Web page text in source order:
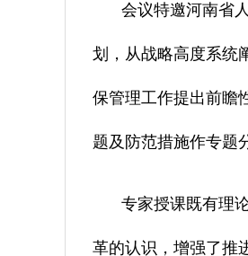
会议特邀河南省
划，从战略高度系统
保管理工作提出前瞻
题及防范措施作专题
专家授课既有理
革的认识，增强了推